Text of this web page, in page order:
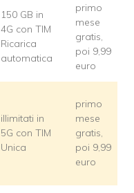
150 GB in
4G con TIM
Ricarica
automatica
primo
mese
gratis,
poi 9,99
euro
illimitati in
5G con TIM
Unica
primo
mese
gratis,
poi 9,99
euro